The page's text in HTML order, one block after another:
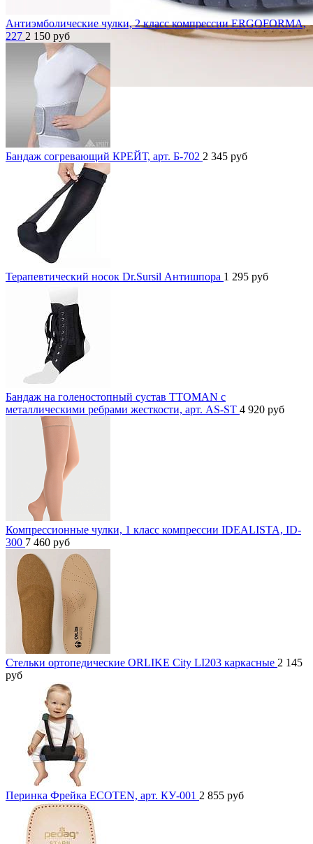
Антиэмболические чулки, 2 класс компрессии ERGOFORMA,
227 2 150 руб
Бандаж согревающий КРЕЙТ, арт. Б-702 2 345 руб
Терапевтический носок Dr.Sursil Антишпора 1 295 руб
Бандаж на голеностопный сустав TTOMAN с
металлическими ребрами жесткости, арт. AS-ST 4 920 руб
Компрессионные чулки, 1 класс компрессии IDEALISTA, ID-
300 7 460 руб
Стельки ортопедические ORLIKE City LI203 каркасные 2 145
руб
Перинка Фрейка ECOTEN, арт. КУ-001 2 855 руб